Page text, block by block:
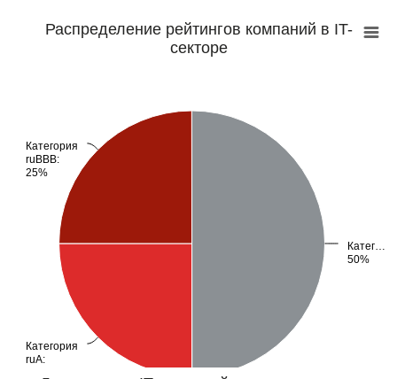
Распределение рейтингов компаний в IT-
секторе
Катег…
50%
Катег…
50%
Категория
ruA:
Категория
ruA:
Категория
ruBBB:
25%
Категория
ruBBB:
25%